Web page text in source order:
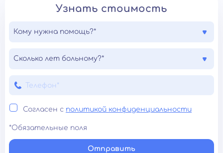
Узнать стоимость
Кому нужна помощь?*
Сколько лет больному?*
Согласен с политикой конфиденциальности
*Обязательные поля
Отправить